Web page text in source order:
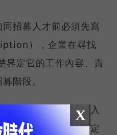
招募人才前必須先寫
），企業在尋找
界定它的工作內容、責
階段。
高」、「有明確輸入
品質」及「可以設定
X